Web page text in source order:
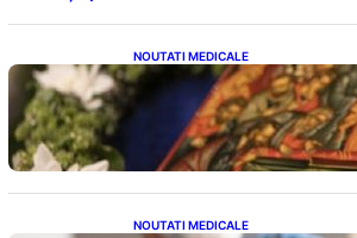
NOUTATI MEDICALE
Postul Adormirii Maicii
Superstiții și Implicații
NOUTATI MEDICALE